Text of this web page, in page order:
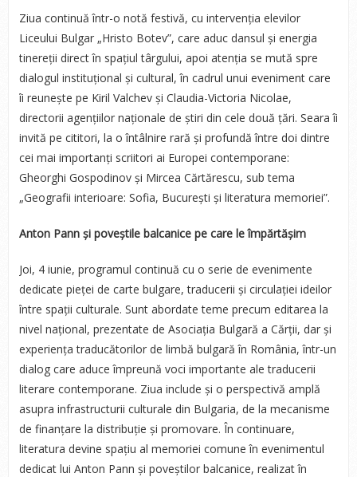
Ziua continuă într-o notă festivă, cu intervenția elevilor
Liceului Bulgar „Hristo Botev”, care aduc dansul și energia
tinereții direct în spațiul târgului, apoi atenția se mută spre
dialogul instituțional și cultural, în cadrul unui eveniment care
îi reunește pe Kiril Valchev și Claudia-Victoria Nicolae,
directorii agențiilor naționale de știri din cele două țări. Seara îi
invită pe cititori, la o întâlnire rară și profundă între doi dintre
cei mai importanți scriitori ai Europei contemporane:
Gheorghi Gospodinov și Mircea Cărtărescu, sub tema
„Geografii interioare: Sofia, București și literatura memoriei”.
Anton Pann și poveștile balcanice pe care le împărtășim
Joi, 4 iunie, programul continuă cu o serie de evenimente
dedicate pieței de carte bulgare, traducerii și circulației ideilor
între spații culturale. Sunt abordate teme precum editarea la
nivel național, prezentate de Asociația Bulgară a Cărții, dar și
experiența traducătorilor de limbă bulgară în România, într-un
dialog care aduce împreună voci importante ale traducerii
literare contemporane. Ziua include și o perspectivă amplă
asupra infrastructurii culturale din Bulgaria, de la mecanisme
de finanțare la distribuție și promovare. În continuare,
literatura devine spațiu al memoriei comune în evenimentul
dedicat lui Anton Pann și poveștilor balcanice, realizat în